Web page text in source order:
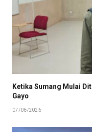
Ketika Sumang Mulai
Gayo
07/06/2026